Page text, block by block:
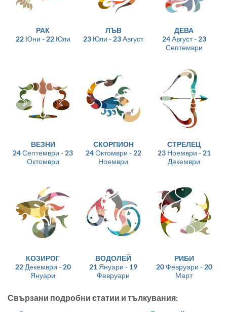
РАК
22 Юни - 22 Юли
ЛЪВ
23 Юли - 23 Август
ДЕВА
24 Август - 23
Септември
ВЕЗНИ
24 Септември - 23
Октомври
СКОРПИОН
24 Октомври - 22
Ноември
СТРЕЛЕЦ
23 Ноември - 21
Декември
КОЗИРОГ
22 Декември - 20
Януари
ВОДОЛЕЙ
21 Януари - 19
Февруари
РИБИ
20 Февруари - 20
Март
Свързани подробни статии и тълкувания: